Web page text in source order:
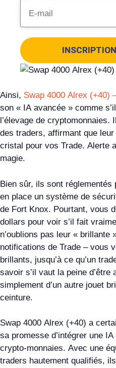
Ainsi, Swap 4000 Alrex (+40)
son « IA avancée » comme
l’élevage de
des traders, affirmant que
cristal pour vos Trade. Alerte
magie.
Bien sûr, ils sont
en place un système de
de Fort Knox. Pourtant, vous
dollars pour voir s’il fait
n’oublions pas leur « brillante
notifications de Trade – vous
brillants, jusqu’à ce qu’un
savoir s’il vaut la peine d’être
simplement d’un autre jouet
ceinture.
Swap 4000 Alrex (+40) a
sa promesse d’intégrer une
crypto-monnaies. Avec une
traders hautement qualifiés,